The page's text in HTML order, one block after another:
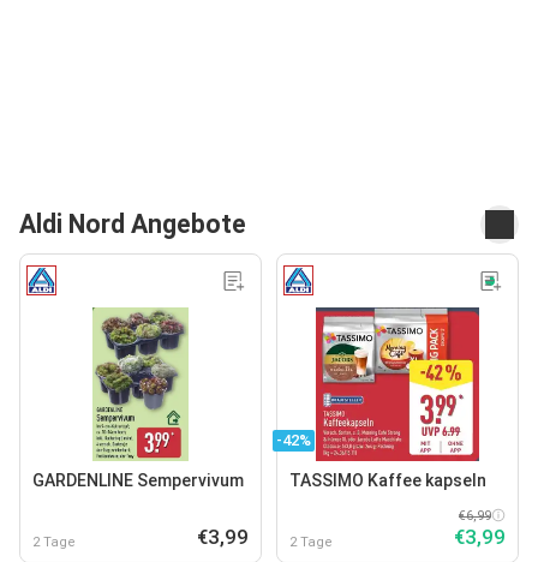
Aldi Nord Angebote
GARDENLINE Sempervivum
2 Tage €3,99
-42%
TASSIMO Kaffee kapseln
2 Tage
€6,99
€3,99